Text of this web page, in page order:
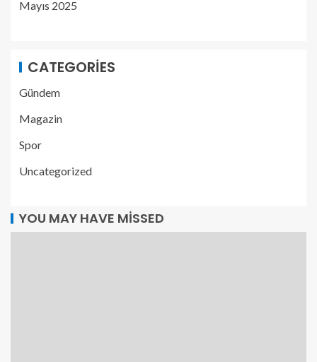
Mayıs 2025
CATEGORIES
Gündem
Magazin
Spor
Uncategorized
YOU MAY HAVE MISSED